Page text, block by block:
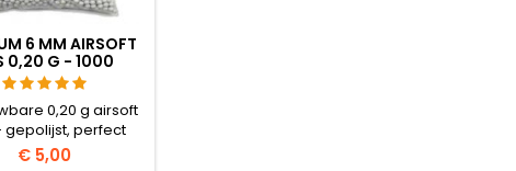
6 MM AIRSOFT
0,20 G - 1000
NO-JAM, RECHT
SCHIETEND
0,20 g airsoft
gepolijst, perfect
toevoer
€ 5,00